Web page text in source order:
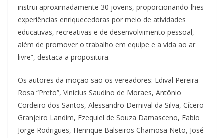
instrui aproximadamente 30 jovens, proporcionando-lhes
experiências enriquecedoras por meio de atividades
educativas, recreativas e de desenvolvimento pessoal,
além de promover o trabalho em equipe e a vida ao ar
livre”, destaca a propositura.
Os autores da moção são os vereadores: Edival Pereira
Rosa “Preto”, Vinícius Saudino de Moraes, Antônio
Cordeiro dos Santos, Alessandro Dernival da Silva, Cícero
Granjeiro Landim, Ezequiel de Souza Damasceno, Fabio
Jorge Rodrigues, Henrique Balseiros Chamosa Neto, José